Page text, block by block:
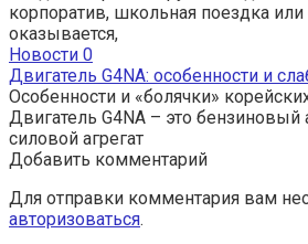
корпоратив, школьная поездка или
оказывается,
Новости 0
Двигатель G4NA: особенности и
Особенности и «болячки»
Двигатель G4NA – это
силовой агрегат
Добавить комментарий
Для отправки комментария вам
авторизоваться.